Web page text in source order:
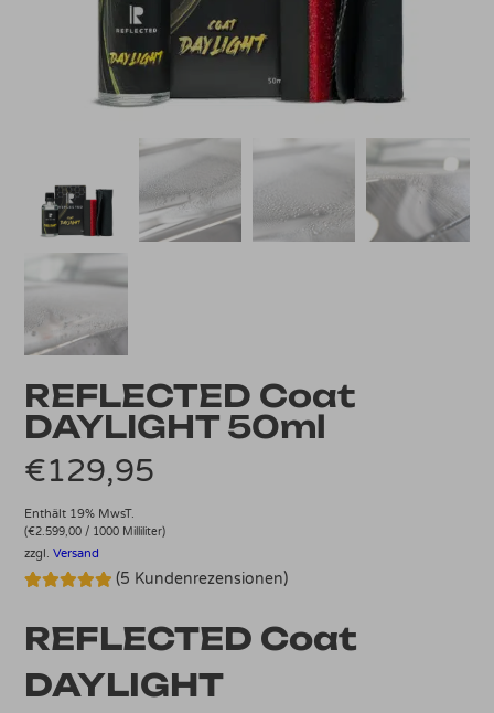
REFLECTED Coat
DAYLIGHT 50ml
€129,95
Enthält 19% MwsT.
(€2.599,00 / 1000 Milliliter)
zzgl.Versand
basierend
auf
(5 Kundenrezensionen)
REFLECTED Coat
DAYLIGHT